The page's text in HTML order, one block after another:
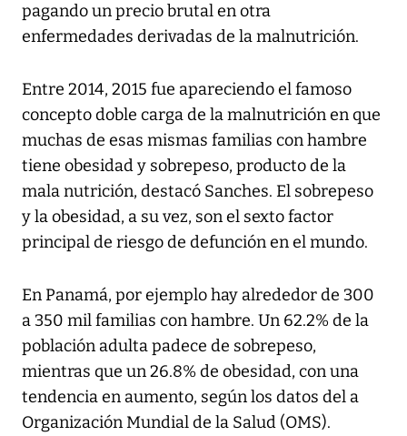
pagando un precio brutal en otra
enfermedades derivadas de la malnutrición.
Entre 2014, 2015 fue apareciendo el famoso
concepto doble carga de la malnutrición en que
muchas de esas mismas familias con hambre
tiene obesidad y sobrepeso, producto de la
mala nutrición, destacó Sanches. El sobrepeso
y la obesidad, a su vez, son el sexto factor
principal de riesgo de defunción en el mundo.
En Panamá, por ejemplo hay alrededor de 300
a 350 mil familias con hambre. Un 62.2% de la
población adulta padece de sobrepeso,
mientras que un 26.8% de obesidad, con una
tendencia en aumento, según los datos del a
Organización Mundial de la Salud (OMS).